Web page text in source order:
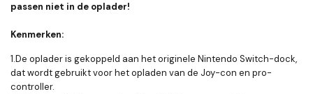
passen niet in de oplader!
Kenmerken:
1.De oplader is gekoppeld aan het originele Nintendo Switch-dock,
dat wordt gebruikt voor het opladen van de Joy-con en pro-
controller.